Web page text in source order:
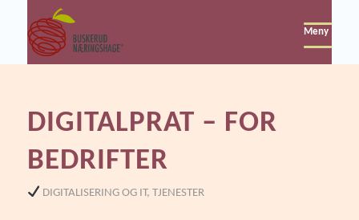
Meny
DIGITALPRAT – FOR
BEDRIFTER
DIGITALISERING OG IT,TJENESTER